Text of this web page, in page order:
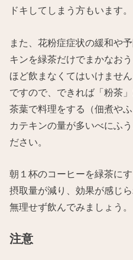
ドキしてしまう方もいます。
また、花粉症症状の緩和や
キンを緑茶だけでまかなお
ほど飲まなくてはいけません
ですので、できれば「粉茶
茶葉で料理をする（佃煮や
カテキンの量が多いべにふ
ださい。
朝１杯のコーヒーを緑茶に
摂取量が減り、効果が感じ
無理せず飲んでみましょう。
注意